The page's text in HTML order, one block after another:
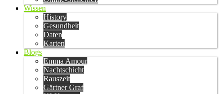
Wissen
History
Gesundheit
Daten
Karten
Blogs
Emma Amour
Nachtschicht
Rauszeit
Gärtner Graf